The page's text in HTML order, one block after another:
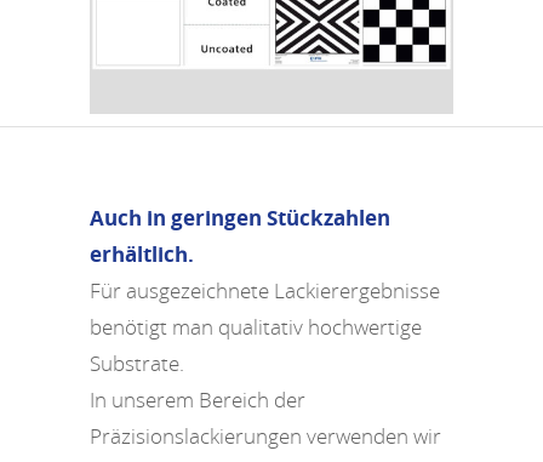
Auch in geringen Stückzahlen
erhältlich.
Für ausgezeichnete Lackierergebnisse
benötigt man qualitativ hochwertige
Substrate.
In unserem Bereich der
Präzisionslackierungen verwenden wir